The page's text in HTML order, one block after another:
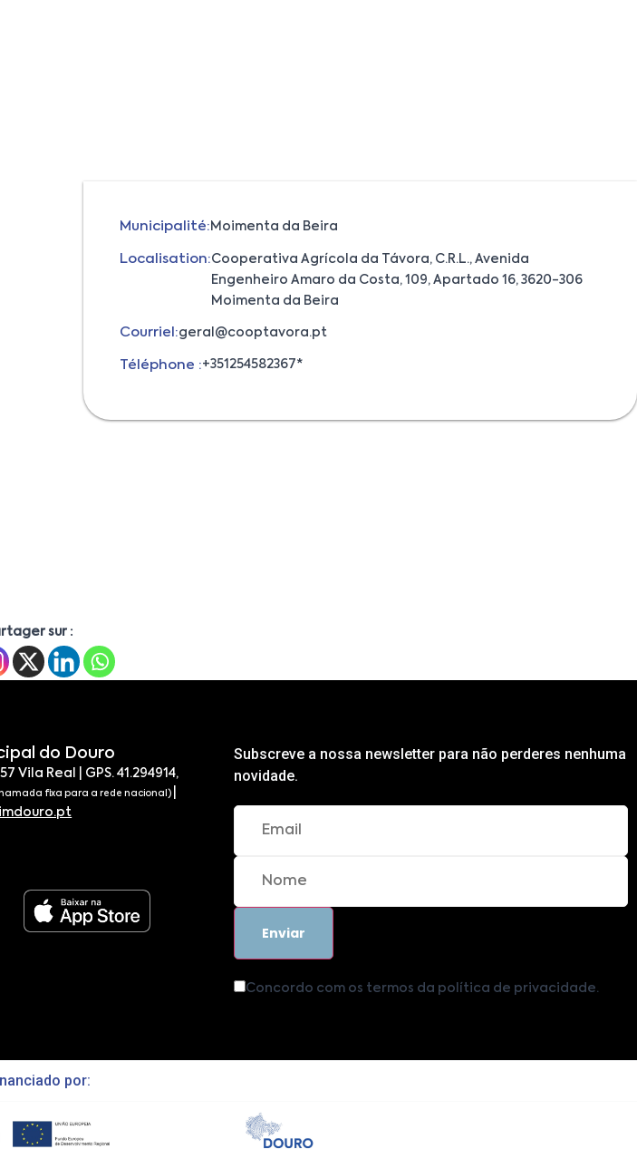
Municipalité: Moimenta da Beira
Localisation:Cooperativa Agrícola da Távora, C.R.L., Avenida
Engenheiro Amaro da Costa, 109, Apartado 16, 3620-306
Moimenta da Beira
Courriel:geral@cooptavora.pt
Téléphone :+351254582367*
sur :
do Douro
Vila Real | GPS. 41.294914,
fixa para a rede nacional)
Subscreve a nossa newsletter para não perderes nenhuma
novidade.
Concordo com os termos da política de privacidade.
por: